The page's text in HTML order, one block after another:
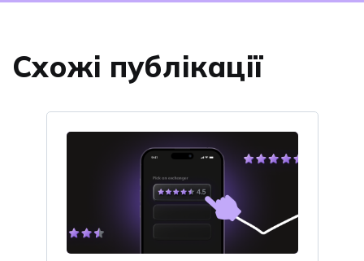
Схожі публікації